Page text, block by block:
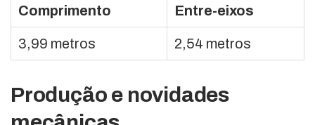
Comprimento Entre-eixos
3,99 metros 2,54 metros
Produção e novidades